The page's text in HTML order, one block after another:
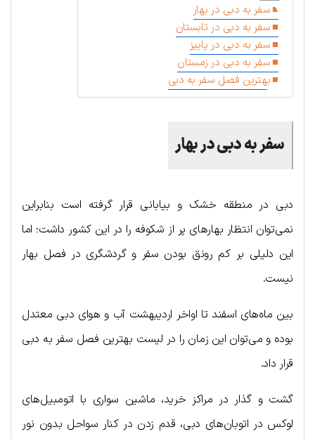
سفر به دبی در بهار
سفر به دبی در تابستان
سفر به دبی در پاییز
سفر به دبی در زمستان
بهترین فصل سفر به دبی
سفر به دبی در بهار
دبی در منطقه خشک و بیابانی قرار گرفته است بنابراین
نمی‌توان انتظار بهارهای پر از شکوفه را در این کشور داشت؛ اما
این دلیلی بر کم رونق بودن سفر و گردشگری در فصل بهار
نیست.
بین ماه‌های اسفند تا اواخر اردیبهشت آب و هوای دبی معتدل
بوده و می‌توان این زمان را در لیست بهترین فصل سفر به دبی
قرار داد.
گشت و گذار در مراکز خرید، ماشین سواری با اتومبیل‌های
لوکس در اتوبان‌های دبی، قدم زدن در کنار سواحل بدون نور